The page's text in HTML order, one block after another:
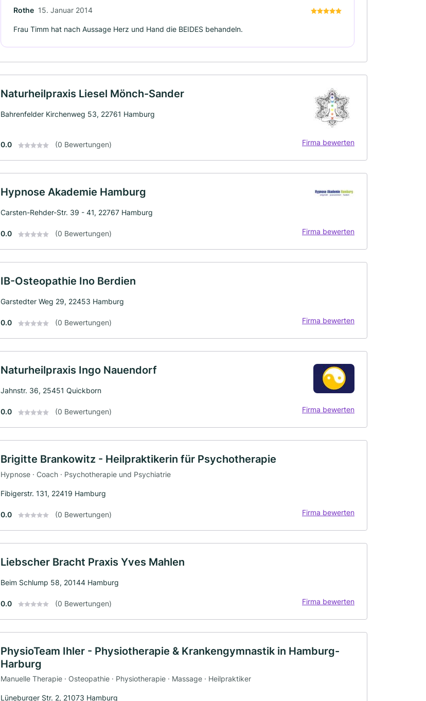
Rothe 15. Januar 2014
Frau Timm hat nach Aussage Herz und Hand die BEIDES behandeln.
Naturheilpraxis Liesel Mönch-Sander
Bahrenfelder Kirchenweg 53, 22761 Hamburg
0.0 (0 Bewertungen) Firma bewerten
Hypnose Akademie Hamburg
Carsten-Rehder-Str. 39 - 41, 22767 Hamburg
0.0 (0 Bewertungen) Firma bewerten
IB-Osteopathie Ino Berdien
Garstedter Weg 29, 22453 Hamburg
0.0 (0 Bewertungen) Firma bewerten
Naturheilpraxis Ingo Nauendorf
Jahnstr. 36, 25451 Quickborn
0.0 (0 Bewertungen) Firma bewerten
Brigitte Brankowitz - Heilpraktikerin für Psychotherapie
Hypnose · Coach · Psychotherapie und Psychiatrie
Fibigerstr. 131, 22419 Hamburg
0.0 (0 Bewertungen) Firma bewerten
Liebscher Bracht Praxis Yves Mahlen
Beim Schlump 58, 20144 Hamburg
0.0 (0 Bewertungen) Firma bewerten
PhysioTeam Ihler - Physiotherapie & Krankengymnastik in Hamburg-
Harburg
Manuelle Therapie · Osteopathie · Physiotherapie · Massage · Heilpraktiker
Lüneburger Str. 2, 21073 Hamburg